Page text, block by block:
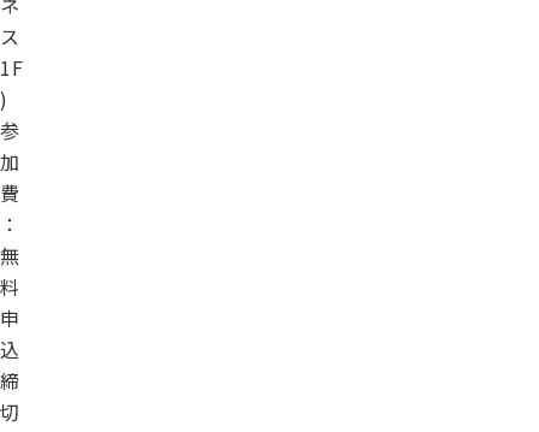
ス
1F
)
参
加
費
：
無
料
申
込
締
切